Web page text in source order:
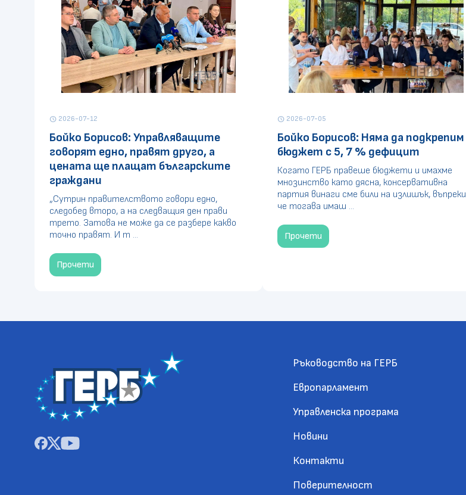
schedule2026-07-12
Бойко Борисов: Управляващите
говорят едно, правят друго, а
цената ще плащат българските
граждани
„Сутрин правителството говори едно,
следобед второ, а на следващия ден прави
трето. Затова не може да се разбере какво
точно правят. И т ...
Прочети
schedule2026-07-05
Бойко Борисов: Няма да подкрепим
бюджет с 5, 7 % дефицит
Когато ГЕРБ правеше бюджети и имахме
мнозинство като дясна, консервативна
партия винаги сме били на излишък, въпреки
че тогава имаш ...
Прочети
Ръководство на ГЕРБ
Европарламент
Управленска програма
Новини
Контакти
Поверителност